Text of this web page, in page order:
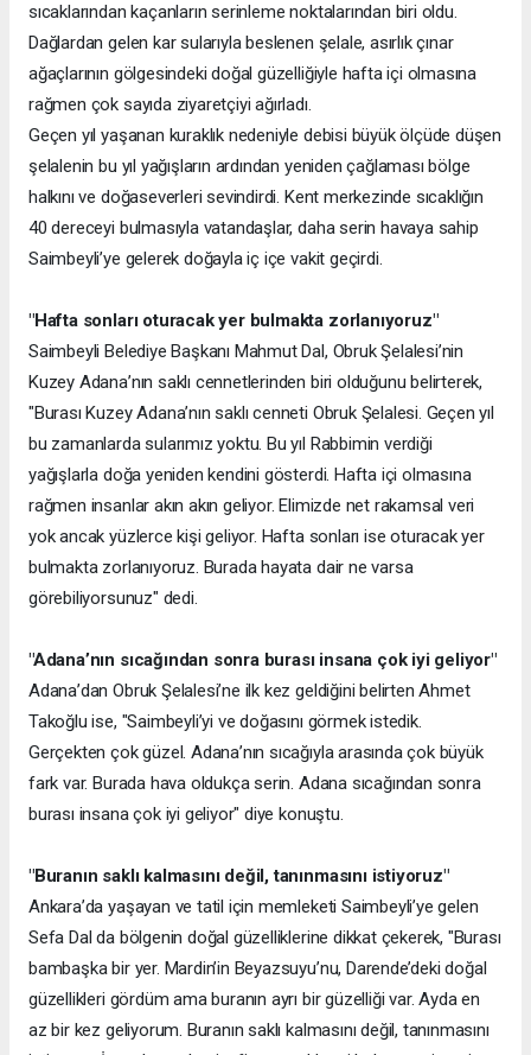
sıcaklarından kaçanların serinleme noktalarından biri oldu.
Dağlardan gelen kar sularıyla beslenen şelale, asırlık çınar
ağaçlarının gölgesindeki doğal güzelliğiyle hafta içi olmasına
rağmen çok sayıda ziyaretçiyi ağırladı.
Geçen yıl yaşanan kuraklık nedeniyle debisi büyük ölçüde düşen
şelalenin bu yıl yağışların ardından yeniden çağlaması bölge
halkını ve doğaseverleri sevindirdi. Kent merkezinde sıcaklığın
40 dereceyi bulmasıyla vatandaşlar, daha serin havaya sahip
Saimbeyli’ye gelerek doğayla iç içe vakit geçirdi.
"Hafta sonları oturacak yer bulmakta zorlanıyoruz"
Saimbeyli Belediye Başkanı Mahmut Dal, Obruk Şelalesi’nin
Kuzey Adana’nın saklı cennetlerinden biri olduğunu belirterek,
"Burası Kuzey Adana’nın saklı cenneti Obruk Şelalesi. Geçen yıl
bu zamanlarda sularımız yoktu. Bu yıl Rabbimin verdiği
yağışlarla doğa yeniden kendini gösterdi. Hafta içi olmasına
rağmen insanlar akın akın geliyor. Elimizde net rakamsal veri
yok ancak yüzlerce kişi geliyor. Hafta sonları ise oturacak yer
bulmakta zorlanıyoruz. Burada hayata dair ne varsa
görebiliyorsunuz" dedi.
"Adana’nın sıcağından sonra burası insana çok iyi geliyor"
Adana’dan Obruk Şelalesi’ne ilk kez geldiğini belirten Ahmet
Takoğlu ise, "Saimbeyli’yi ve doğasını görmek istedik.
Gerçekten çok güzel. Adana’nın sıcağıyla arasında çok büyük
fark var. Burada hava oldukça serin. Adana sıcağından sonra
burası insana çok iyi geliyor" diye konuştu.
"Buranın saklı kalmasını değil, tanınmasını istiyoruz"
Ankara’da yaşayan ve tatil için memleketi Saimbeyli’ye gelen
Sefa Dal da bölgenin doğal güzelliklerine dikkat çekerek, "Burası
bambaşka bir yer. Mardin’in Beyazsuyu’nu, Darende’deki doğal
güzellikleri gördüm ama buranın ayrı bir güzelliği var. Ayda en
az bir kez geliyorum. Buranın saklı kalmasını değil, tanınmasını